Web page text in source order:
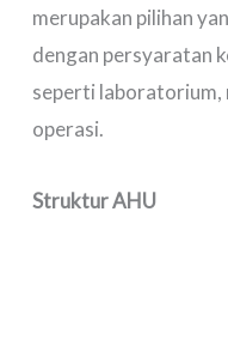
merupakan pilihan
dengan persyaratan
seperti laboratorium,
operasi.
Struktur AHU